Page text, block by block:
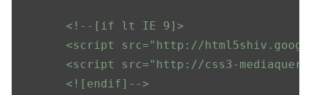
<!--[if lt IE 9]>
<script src="http://
<script src="http://css3-
       <![endif]-->